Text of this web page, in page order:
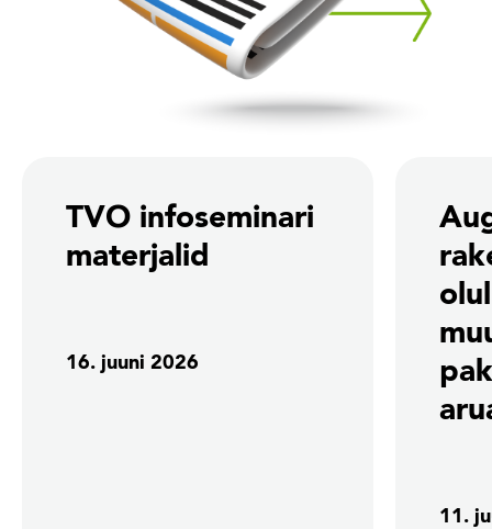
TVO infoseminari
materjalid
16. juuni 2026
11.